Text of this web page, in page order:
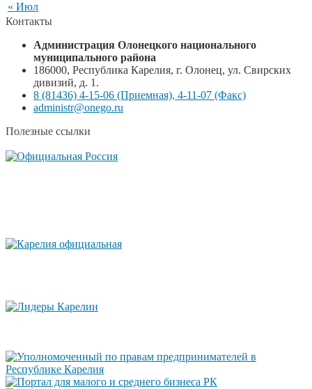
« Июл
Контакты
Администрация Олонецкого национального
муниципального района
186000, Республика Карелия, г. Олонец, ул. Свирских
дивизий, д. 1.
8 (81436) 4-15-06 (Приемная), 4-11-07 (Факс)
administr@onego.ru
Полезные ссылки